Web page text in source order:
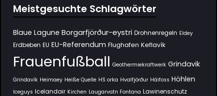
Meistgesuchte Schlagwörter
Blaue Lagune Borgarfjörður-eystri Drohnenregeln Eldey
Erdbeben EU EU-Referendum Flughafen Keflavík
Frauenfußball Geothermiekraftwerk Grindavik
Grindavík Heimaey Heiße Quelle HS orka Hvalfjörður Háifoss Höhlen
Iceguys Icelandair Kirchen Laugarvatn Fontana Lawinenschutz